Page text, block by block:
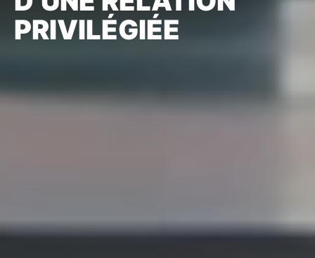
PRIVILÉGIÉE
Banque &